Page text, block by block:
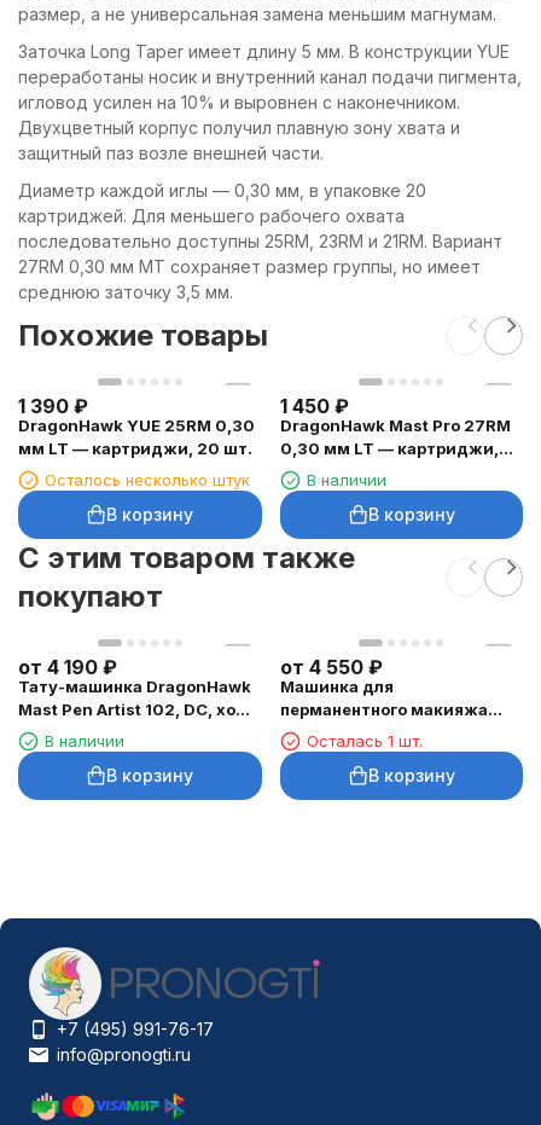
размер, а не универсальная замена меньшим магнумам.
Заточка Long Taper имеет длину 5 мм. В конструкции YUE
переработаны носик и внутренний канал подачи пигмента,
игловод усилен на 10% и выровнен с наконечником.
Двухцветный корпус получил плавную зону хвата и
защитный паз возле внешней части.
Диаметр каждой иглы — 0,30 мм, в упаковке 20
картриджей. Для меньшего рабочего охвата
последовательно доступны 25RM, 23RM и 21RM. Вариант
27RM 0,30 мм MT сохраняет размер группы, но имеет
среднюю заточку 3,5 мм.
Похожие товары
1 390 ₽
DragonHawk YUE 25RM 0,30
мм LT — картриджи, 20 шт.
Осталось несколько штук
В корзину
1 450 ₽
DragonHawk Mast Pro 27RM
0,30 мм LT — картриджи,
20 шт.В наличии
В корзину
C этим товаром также
покупают
от 4 190 ₽
Тату-машинка DragonHawk
Mast Pen Artist 102, DC, ход
3,5 ммВ наличии
В корзину
от 4 550 ₽
Машинка для
перманентного макияжа
DragonHawk Mast Tour Air,
RCA, ход 2,3 мм
Осталась 1 шт.
В корзину
+7 (495) 991-76-17
info@pronogti.ru